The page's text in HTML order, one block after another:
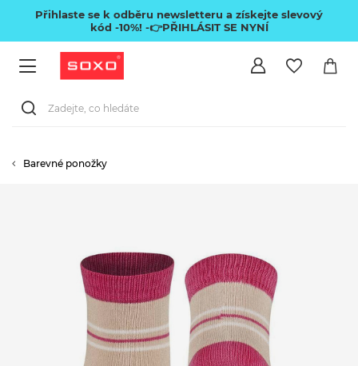
Přihlaste se k odběru newsletteru a získejte slevový
kód -10%! -👉PŘIHLÁSIT SE NYNÍ
Barevné ponožky